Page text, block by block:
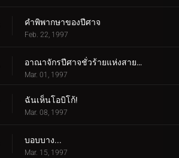
คำพิพากษาของปีศาจ
Feb. 22, 1997
อาณาจักรปีศาจชั่วร้ายแห่งสายรุ้ง
Mar. 01, 1997
ฉันเห็นโอบิโก้!
Mar. 08, 1997
บอบบาง...
Mar. 15, 1997